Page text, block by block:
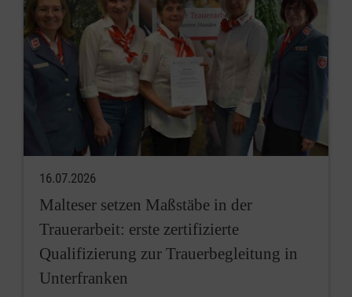
16.07.2026
Malteser setzen Maßstäbe in der
Trauerarbeit: erste zertifizierte
Qualifizierung zur Trauerbegleitung in
Unterfranken